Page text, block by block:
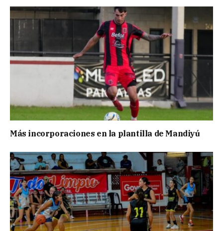
Más incorporaciones en la plantilla de Mandiyú